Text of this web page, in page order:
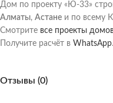
Дом по проекту «Ю-33»
Алматы, Астане и по всему
Смотрите все проекты
Получите расчёт в WhatsApp.
Отзывы (0)